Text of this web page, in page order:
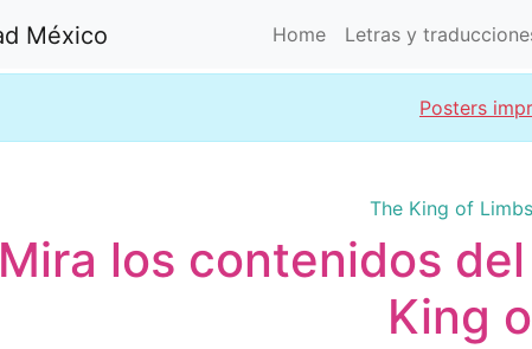
Home Letras y
Posters
The King of Limbs
Mira los contenidos del
King